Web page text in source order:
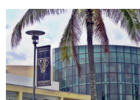
o
o
k
r
d
I
n
e
s
d
s